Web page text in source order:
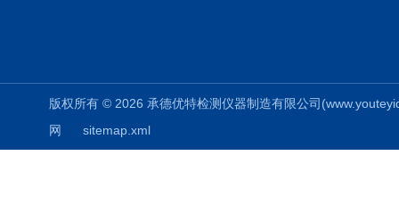
版权所有 © 2026 承德优特检测仪器制造有限公司
网
sitemap.xml